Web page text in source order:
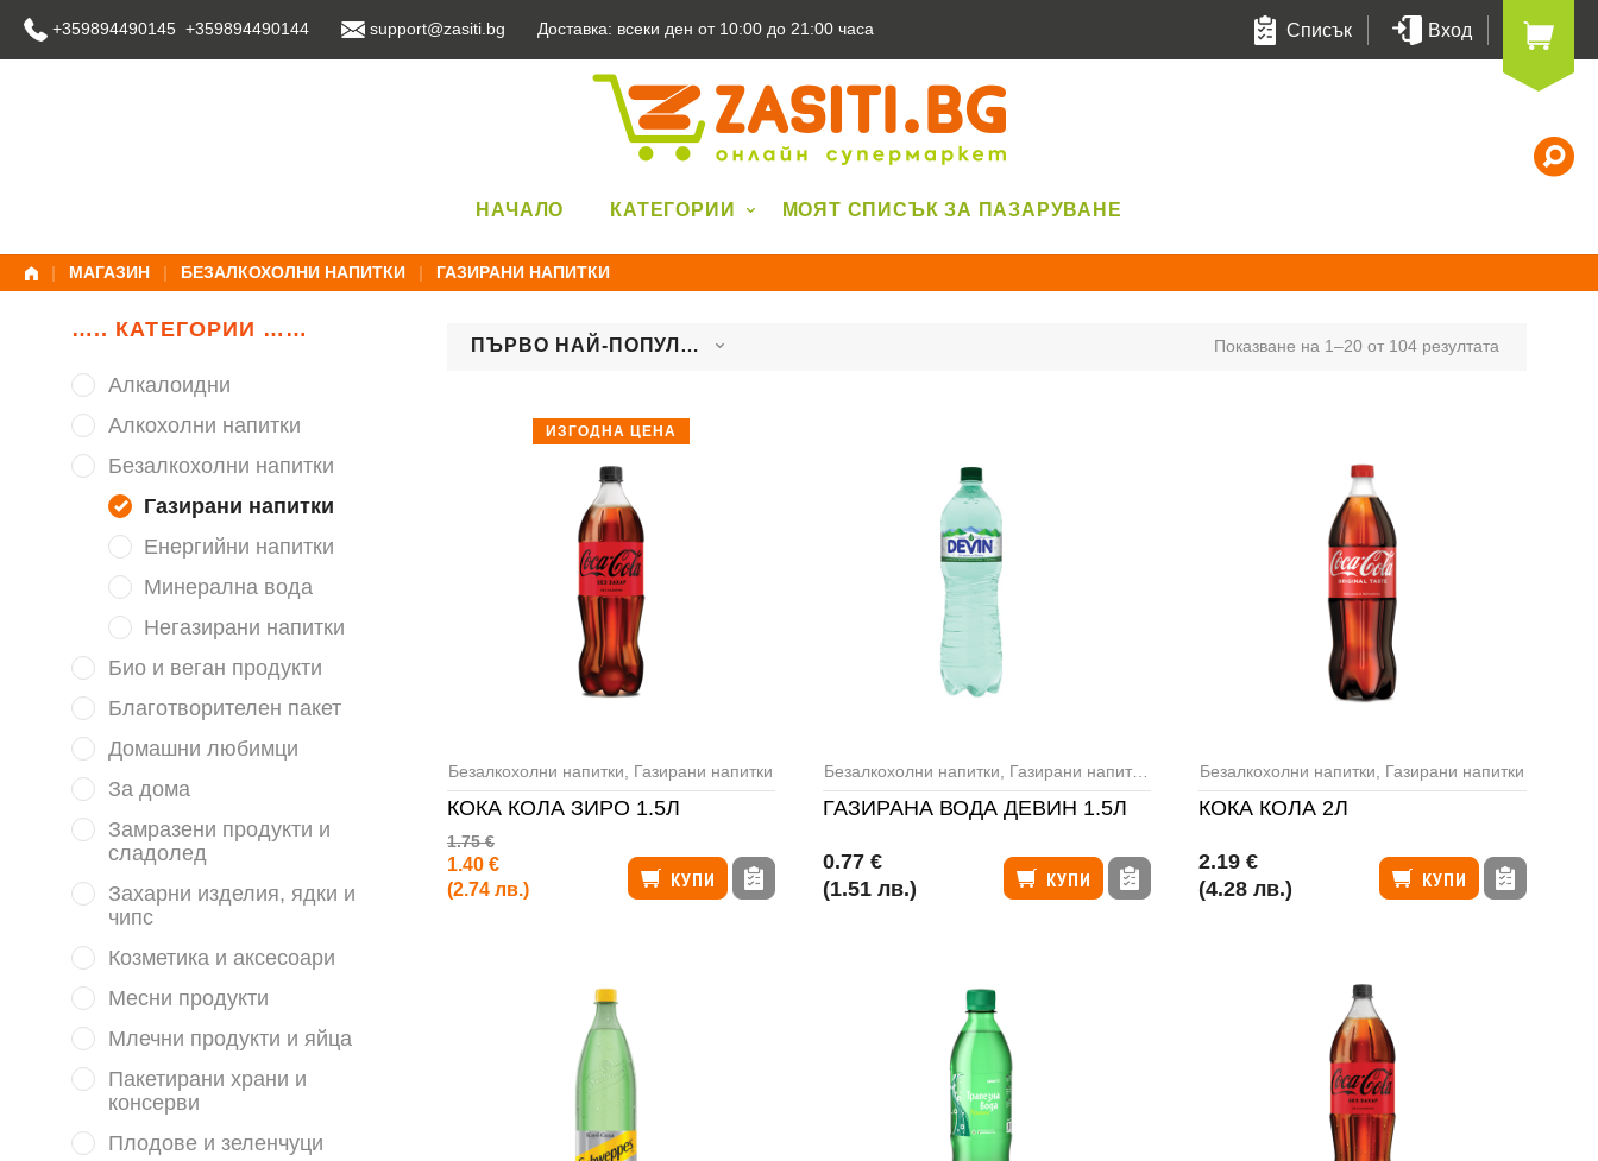
Skip
+359894490145 +359894490144 support@zasiti.bg Доставка: всеки ден от 10:00 до 21:00 часа Списък Вход
НАЧАЛО КАТЕГОРИИ МОЯТ СПИСЪК ЗА ПАЗАРУВАНЕ
| МАГАЗИН | БЕЗАЛКОХОЛНИ НАПИТКИ | ГАЗИРАНИ НАПИТКИ
Показване на 1–20 от 104 резултата
ПЪРВО НАЙ-ПОПУЛЯРНИТЕ
ИЗГОДНА ЦЕНА
Безалкохолни напитки Газирани напитки
КОКА КОЛА ЗИРО 1.5Л
1.75 €
1.40 €
(2.74 лв.)
КУПИ
Безалкохолни напитки Газирани напитки Минерална вода
ГАЗИРАНА ВОДА ДЕВИН 1.5Л
0.77 €
(1.51 лв.)
КУПИ
Безалкохолни напитки Газирани напитки
КОКА КОЛА 2Л
2.19 €
(4.28 лв.)
КУПИ
….. КАТЕГОРИИ ……
Алкалоидни
Алкохолни напитки
Безалкохолни напитки
Газирани напитки
Енергийни напитки
Минерална вода
Негазирани напитки
Био и веган продукти
Благотворителен пакет
Домашни любимци
За дома
Замразени продукти и
сладолед
Захарни изделия, ядки и
чипс
Козметика и аксесоари
Месни продукти
Млечни продукти и яйца
Пакетирани храни и
консерви
Плодове и зеленчуци